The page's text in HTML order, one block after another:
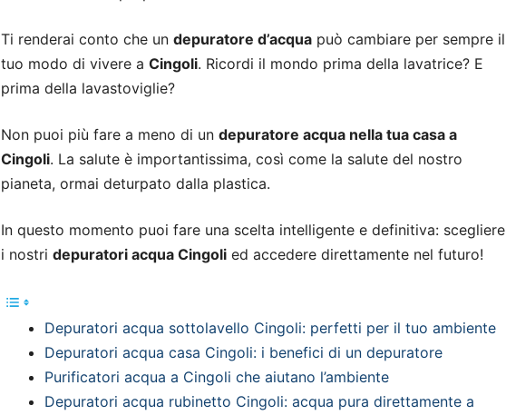
Ti renderai conto che un depuratore d’acqua può cambiare per sempre il
tuo modo di vivere a Cingoli. Ricordi il mondo prima della lavatrice? E
prima della lavastoviglie?
Non puoi più fare a meno di un depuratore acqua nella tua casa a
Cingoli. La salute è importantissima, così come la salute del nostro
pianeta, ormai deturpato dalla plastica.
In questo momento puoi fare una scelta intelligente e definitiva: scegliere
i nostri depuratori acqua Cingoli ed accedere direttamente nel futuro!
Depuratori acqua sottolavello Cingoli: perfetti per il tuo ambiente
Depuratori acqua casa Cingoli: i benefici di un depuratore
Purificatori acqua a Cingoli che aiutano l’ambiente
Depuratori acqua rubinetto Cingoli: acqua pura direttamente a